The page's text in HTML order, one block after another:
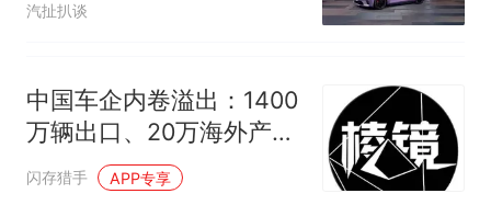
汽扯扒谈
中国车企内卷溢出：1400
万辆出口、20万海外产
能，却面临三重考验
闪存猎手 APP专享